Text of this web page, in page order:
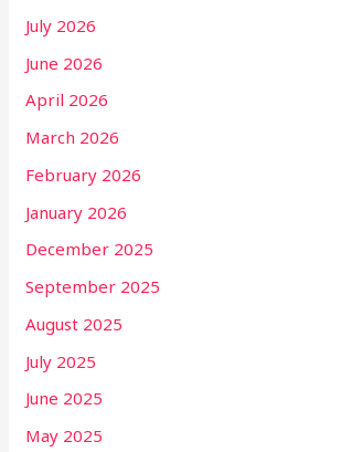
July 2026
June 2026
April 2026
March 2026
February 2026
January 2026
December 2025
September 2025
August 2025
July 2025
June 2025
May 2025